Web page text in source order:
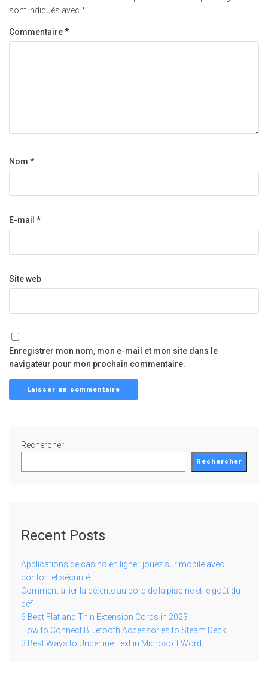
sont indiqués avec *
Commentaire*
Nom *
E-mail *
Site web
Enregistrer mon nom, mon e-mail et mon site dans le
navigateur pour mon prochain commentaire.
Rechercher
Rechercher
Recent Posts
Applications de casino en ligne : jouez sur mobile avec
confort et sécurité
Comment allier la détente au bord de la piscine et le goût du
défi
6 Best Flat and Thin Extension Cords in 2023
How to Connect Bluetooth Accessories to Steam Deck
3 Best Ways to Underline Text in Microsoft Word